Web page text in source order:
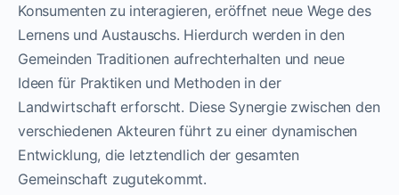
Konsumenten zu interagieren, eröffnet neue Wege des
Lernens und Austauschs. Hierdurch werden in den
Gemeinden Traditionen aufrechterhalten und neue
Ideen für Praktiken und Methoden in der
Landwirtschaft erforscht. Diese Synergie zwischen den
verschiedenen Akteuren führt zu einer dynamischen
Entwicklung, die letztendlich der gesamten
Gemeinschaft zugutekommt.